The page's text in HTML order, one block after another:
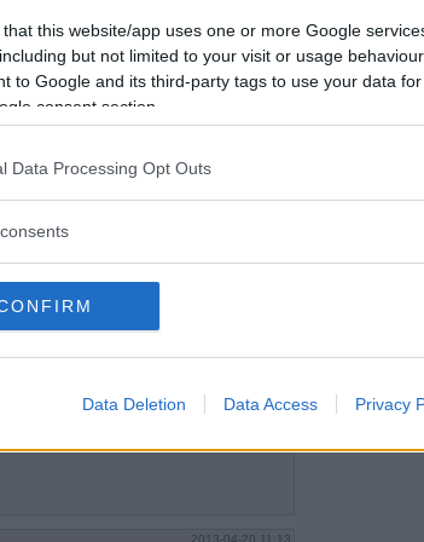
that this website/app uses one or more Google
but not limited to your visit or usage
to Google and its third-party tags to use your data
consent section.
Data Processing Opt Outs
Data Deletion Data Access Privacy
idag
2013-04-20 11:13
Vill du bli
medlem?